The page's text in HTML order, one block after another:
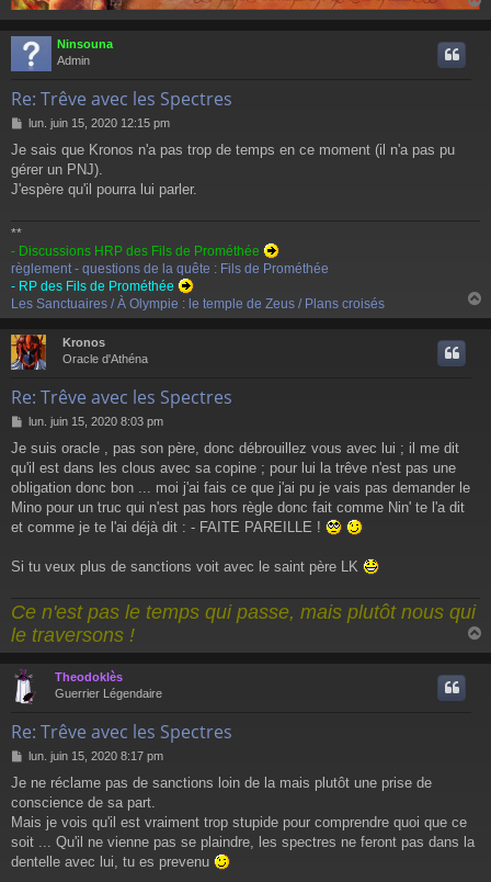
a
Ninsouna
Admin
Re: Trêve avec les Spectres
M
s
s
a
lun. juin 15, 2020 12:15 pm
Je sais que Kronos n'a pas trop de temps en ce moment (il n'a pas pu
gérer un PNJ).
J'espère qu'il pourra lui parler.
**
- Discussions HRP des Fils de Prométhée
règlement - questions de la quête : Fils de Prométhée
- RP des Fils de Prométhée
Les Sanctuaires / À Olympie : le temple de Zeus / Plans croisés
a
Kronos
Oracle d'Athéna
Re: Trêve avec les Spectres
M
s
s
a
g
lun. juin 15, 2020 8:03 pm
Je suis oracle , pas son père, donc débrouillez vous avec lui ; il me dit
qu'il est dans les clous avec sa copine ; pour lui la trêve n'est pas une
obligation donc bon ... moi j'ai fais ce que j'ai pu je vais pas demander le
Mino pour un truc qui n'est pas hors règle donc fait comme Nin' te l'a dit
et comme je te l'ai déjà dit : - FAITE PAREILLE !
Si tu veux plus de sanctions voit avec le saint père LK
Ce n'est pas le temps qui passe, mais plutôt nous qui
le traversons !
a
Theodoklès
Guerrier Légendaire
Re: Trêve avec les Spectres
M
s
s
a
g
lun. juin 15, 2020 8:17 pm
Je ne réclame pas de sanctions loin de la mais plutôt une prise de
conscience de sa part.
Mais je vois qu'il est vraiment trop stupide pour comprendre quoi que ce
soit ... Qu'il ne vienne pas se plaindre, les spectres ne feront pas dans la
dentelle avec lui, tu es prevenu